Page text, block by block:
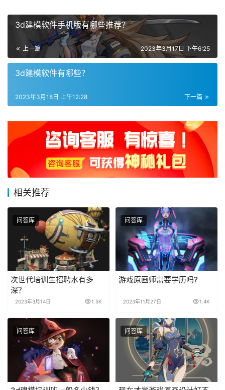
3d建模软件手机版有哪些推荐？
上一篇 2023年3月17日 下午6:25
3d建模软件有哪些？
下一篇
2023年3月18日 上午12:28
相关推荐
问答库
次世代培训生招聘水有多
深？
2023年3月14日 1.5K
问答库
游戏原画师需要学历吗?
2023年11月27日 1.4K
问答库 问答库